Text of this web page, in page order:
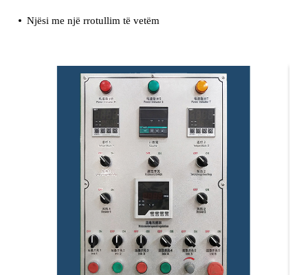
Njësi me një rrotullim të vetëm